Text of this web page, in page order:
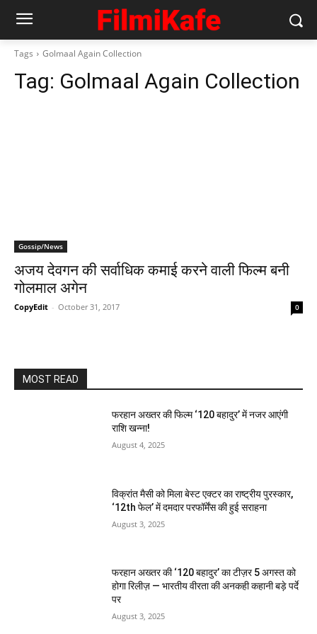
Tags Golmaal Again Collection
Tag: Golmaal Again Collection
Gossip/News
अजय देवगन की सर्वाधिक कमाई करने वाली फिल्म बनी
गोलमाल अगेन
CopyEdit - October 31, 2017 0
MOST READ
फरहान अख्तर की फिल्म ‘120 बहादुर’ में नजर आएंगी
राशि खन्ना!
August 4, 2025
विक्रांत मैसी को मिला बेस्ट एक्टर का राष्ट्रीय पुरस्कार,
‘12th फेल’ में दमदार परफॉर्मेंस की हुई सराहना
August 3, 2025
फरहान अख्तर की ‘120 बहादुर’ का टीज़र 5 अगस्त को
होगा रिलीज़ — भारतीय वीरता की अनकही कहानी बड़े पर्दे
पर
August 3, 2025